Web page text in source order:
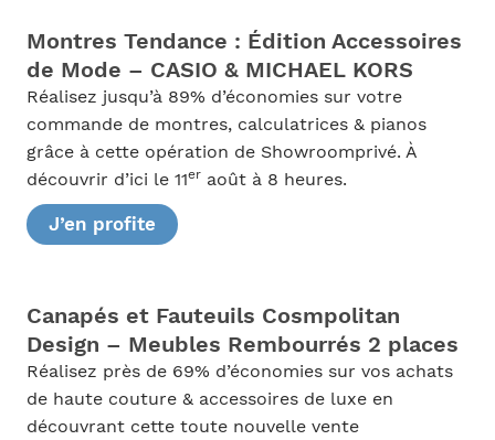
Montres Tendance : Édition Accessoires
de Mode – CASIO & MICHAEL KORS
Réalisez jusqu’à 89% d’économies sur votre
commande de montres, calculatrices & pianos
grâce à cette opération de Showroomprivé. À
découvrir d’ici le 11eraoût à 8 heures.
J’en profite
Canapés et Fauteuils Cosmpolitan
Design – Meubles Rembourrés 2 places
Réalisez près de 69% d’économies sur vos achats
de haute couture & accessoires de luxe en
découvrant cette toute nouvelle vente